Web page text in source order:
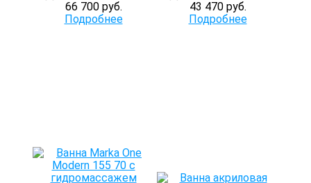
66 700 руб.
Подробнее
43 470 руб.
Подробнее